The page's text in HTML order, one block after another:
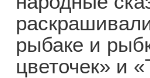
рыбаке и
цветочек» и